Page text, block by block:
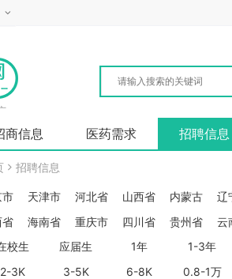
商信息 医药需求 招聘信息
招聘信息
市 天津市 河北省 山西省 内蒙古
辽
省 海南省 重庆市 四川省 贵州省
云
校生 应届生 1年
1-3年
2-3K 3-5K 6-8K 0.8-1万